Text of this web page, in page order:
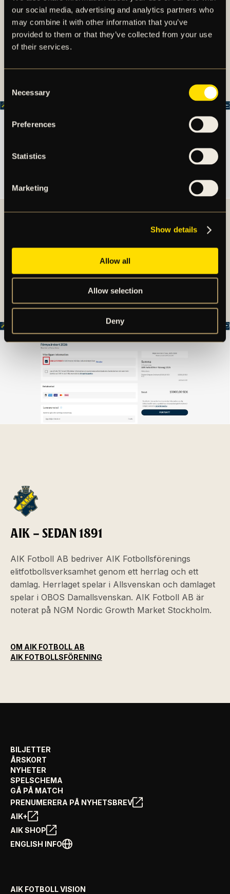
our social media, advertising and analytics partners who
may combine it with other information that you’ve
provided to them or that they’ve collected from your use
of their services.
Selection
Necessary
Preferences
Statistics
Marketing
Show details
Allow all
Allow selection
Deny
STEG 3
I detta steg säkerställer du att har valt rätt
plats/platser som du önskar förlänga.
AIK – SEDAN 1891
AIK Fotboll AB bedriver AIK Fotbollsförenings
elitfotbollsverksamhet genom ett herrlag och ett
damlag. Herrlaget spelar i Allsvenskan och damlaget
spelar i OBOS Damallsvenskan. AIK Fotboll AB är
noterat på NGM Nordic Growth Market Stockholm.
OM AIK FOTBOLL AB
AIK FOTBOLLSFÖRENING
BILJETTER
ÅRSKORT
NYHETER
SPELSCHEMA
GÅ PÅ MATCH
PRENUMERERA PÅ NYHETSBREV
AIK+
AIK SHOP
ENGLISH INFO
AIK FOTBOLL VISION